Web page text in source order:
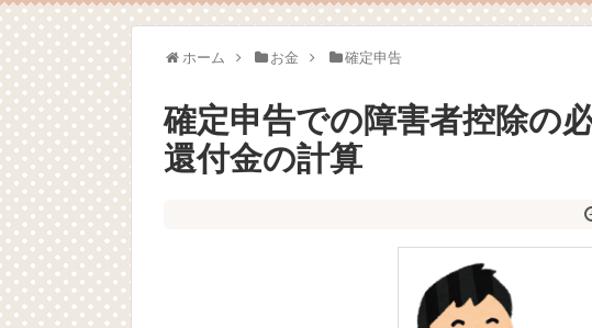
ホーム お金 確定申告
確定申告での障害者控除の
還付金の計算